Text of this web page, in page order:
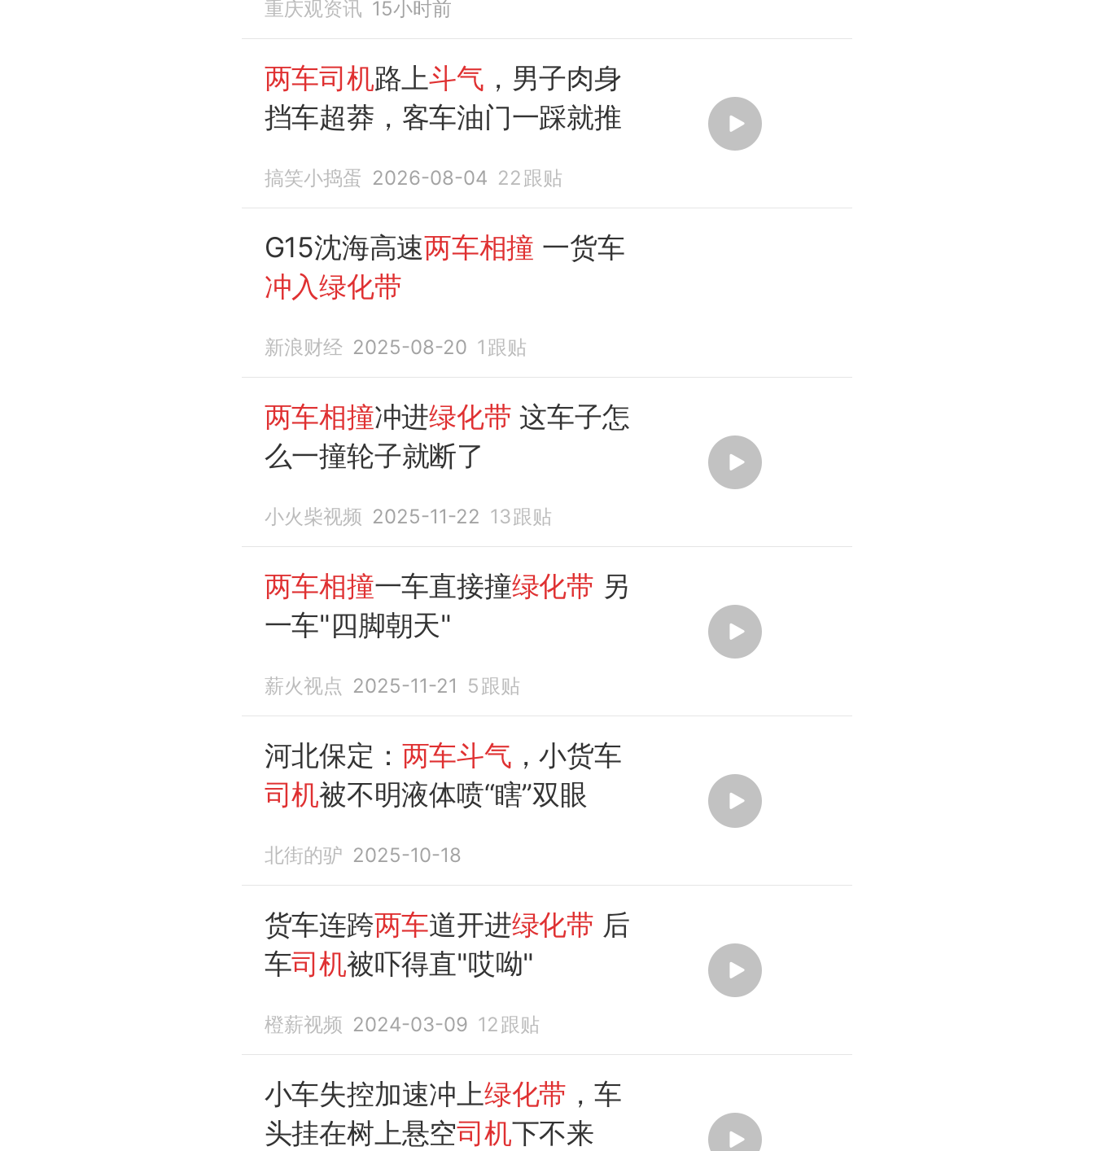
重庆观资讯 15小时前
两车司机路上斗气 ，男子肉身
挡车超莽，客车油门一踩就推
搞笑小捣蛋 2026-08-04 22 跟贴
G15沈海高速两车相撞 一货车
冲入绿化带
新浪财经 2025-08-20 1 跟贴
两车相撞冲进绿化带 这车子怎
么一撞轮子就断了
小火柴视频 2025-11-22 13跟贴
两车相撞一车直接撞绿化带 另
一车"四脚朝天"
薪火视点 2025-11-21 5 跟贴
河北保定： 两车斗气 ，小货车
司机被不明液体喷“瞎”双眼
北街的驴 2025-10-18
货车连跨两车道开进绿化带 后
车司机被吓得直"哎呦"
橙薪视频 2024-03-09 12 跟贴
小车失控加速冲上绿化带 ，车
头挂在树上悬空司机下不来